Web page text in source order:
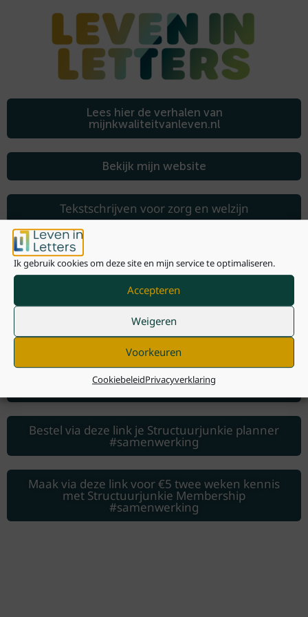
Ik gebruik cookies om deze site en mijn service te optimaliseren.
Accepteren
Weigeren
Voorkeuren
CookiebeleidPrivacyverklaring
Lees hier de verhalen van
mijnkwaliteitvanleven.nl
Bekijk mijn website
Tekstschrijven voor zorg en welzijn
Tekstschrijven voor particulieren
Presentatie en dagvoorzitterschap
Brainstormsessie social media
Spreken en zingen bij momenten van
betekenis
Bestel via deze link je Structuurjunkie planner
#samenwerking
Maak via deze link voor €5 twee weken kennis
met Structuurjunkie Membership
#samenwerking